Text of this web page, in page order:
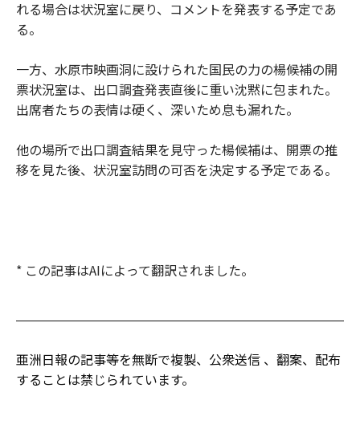
れる場合は状況室に戻り、コメントを発表する予定であ
る。
一方、水原市映画洞に設けられた国民の力の楊候補の開
票状況室は、出口調査発表直後に重い沈黙に包まれた。
出席者たちの表情は硬く、深いため息も漏れた。
他の場所で出口調査結果を見守った楊候補は、開票の推
移を見た後、状況室訪問の可否を決定する予定である。
* この記事はAIによって翻訳されました。
亜洲日報の記事等を無断で複製、公衆送信 、翻案、配布
することは禁じられています。